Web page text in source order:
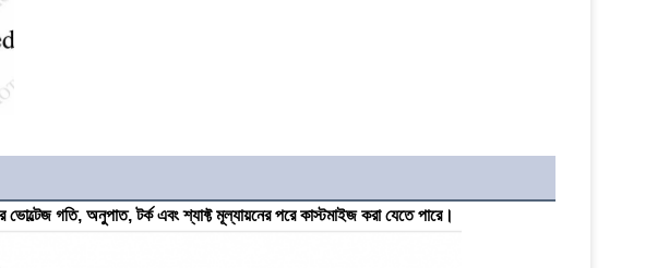
গতি, অনুপাত, টর্ক এবং শ্যাফ্ট মূল্যায়নের পরে কাস্টমাইজ করা যেতে পারে।